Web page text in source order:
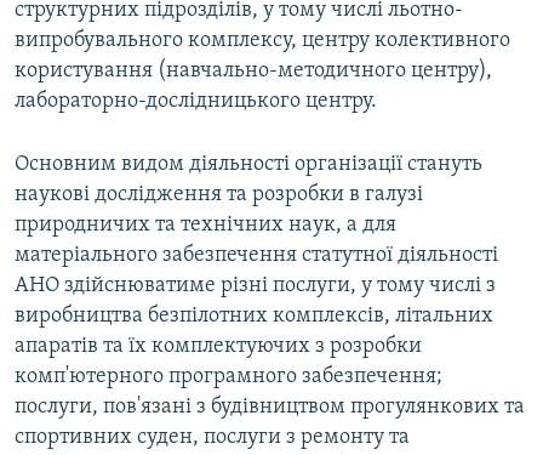
структурних підрозділів, у тому числі льотно-
випробувального комплексу, центру колективного
користування (навчально-методичного центру),
лабораторно-дослідницького центру.
Основним видом діяльності організації стануть
наукові дослідження та розробки в галузі
природничих та технічних наук, а для
матеріального забезпечення статутної діяльності
АНО здійснюватиме різні послуги, у тому числі з
виробництва безпілотних комплексів, літальних
апаратів та їх комплектуючих з розробки
комп'ютерного програмного забезпечення;
послуги, пов'язані з будівництвом прогулянкових та
спортивних суден, послуги з ремонту та